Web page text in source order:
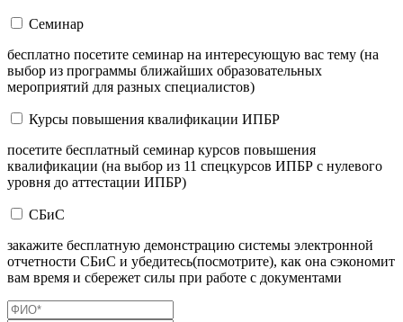
Семинар
бесплатно посетите семинар на интересующую вас тему (на
выбор из программы ближайших образовательных
мероприятий для разных специалистов)
Курсы повышения квалификации ИПБР
посетите бесплатный семинар курсов повышения
квалификации (на выбор из 11 спецкурсов ИПБР с нулевого
уровня до аттестации ИПБР)
СБиС
закажите бесплатную демонстрацию системы электронной
отчетности СБиС и убедитесь(посмотрите), как она сэкономит
вам время и сбережет силы при работе с документами